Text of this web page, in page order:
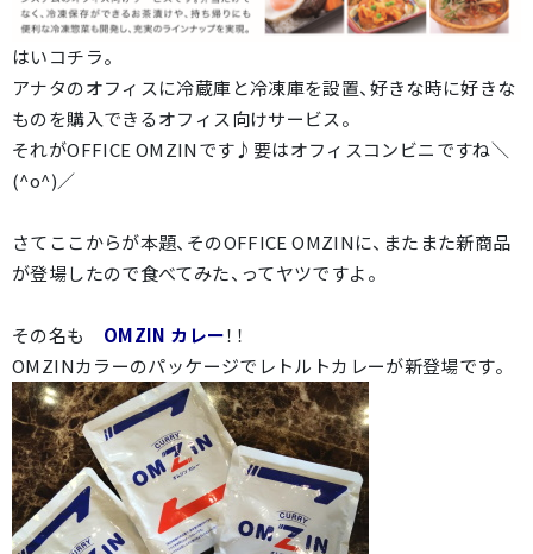
はいコチラ。
アナタのオフィスに冷蔵庫と冷凍庫を設置、好きな時に好きな
ものを購入できるオフィス向けサービス。
それがOFFICE OMZINです♪要はオフィスコンビニですね＼
(^o^)／
さてここからが本題、そのOFFICE OMZINに、またまた新商品
が登場したので食べてみた、ってヤツですよ。
その名も OMZIN カレー！！
OMZINカラーのパッケージでレトルトカレーが新登場です。